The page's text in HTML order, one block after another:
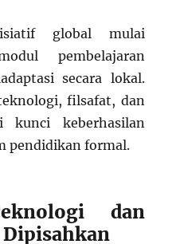
global mulai
pembelajaran
secara lokal.
filsafat, dan
kunci keberhasilan
pendidikan formal.
dan